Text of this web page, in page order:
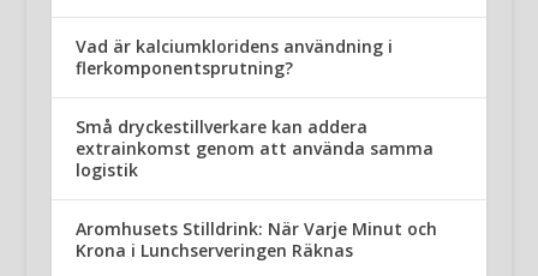
Vad är kalciumkloridens användning i
flerkomponentsprutning?
Små dryckestillverkare kan addera
extrainkomst genom att använda samma
logistik
Aromhusets Stilldrink: När Varje Minut och
Krona i Lunchserveringen Räknas